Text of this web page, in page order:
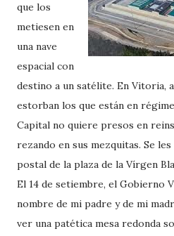
que los
metiesen en
una nave
espacial con
destino a un satélite. En Vitoria,
estorban los que están en
Capital no quiere presos en
rezando en sus mezquitas. Se
postal de la plaza de la Vírgen
El 14 de setiembre, el Gobierno
nombre de mi padre y de mi
ver una patética mesa redonda